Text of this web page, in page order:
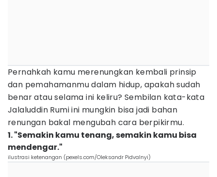
Pernahkah kamu merenungkan kembali prinsip
dan pemahamanmu dalam hidup, apakah sudah
benar atau selama ini keliru? Sembilan kata-kata
Jalaluddin Rumi ini mungkin bisa jadi bahan
renungan bakal mengubah cara berpikirmu.
1. "Semakin kamu tenang, semakin kamu bisa
mendengar."
ilustrasi ketenangan (pexels.com/Oleksandr Pidvalnyi)